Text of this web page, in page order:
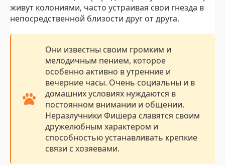
живут колониями, часто устраивая свои гнезда в
непосредственной близости друг от друга.
Они известны своим громким и
мелодичным пением, которое
особенно активно в утренние и
вечерние часы. Очень социальны и в
домашних условиях нуждаются в
постоянном внимании и общении.
Неразлучники Фишера славятся своим
дружелюбным характером и
способностью устанавливать крепкие
связи с хозяевами.